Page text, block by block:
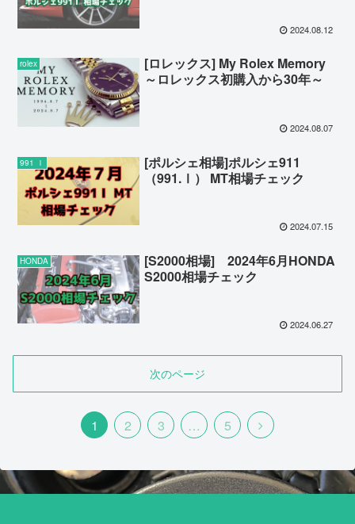
2024.08.12
rolex
[ロレックス] My Rolex Memory
～ロレックス初購入から30年～
2024.08.07
991 Ⅰ
[ポルシェ相場]ポルシェ911
（991.Ⅰ） MT相場チェック
2024.07.15
HONDA
[S2000相場] 2024年6月HONDA
S2000相場チェック
2024.06.27
次のページ
1 2 3 … 5
次